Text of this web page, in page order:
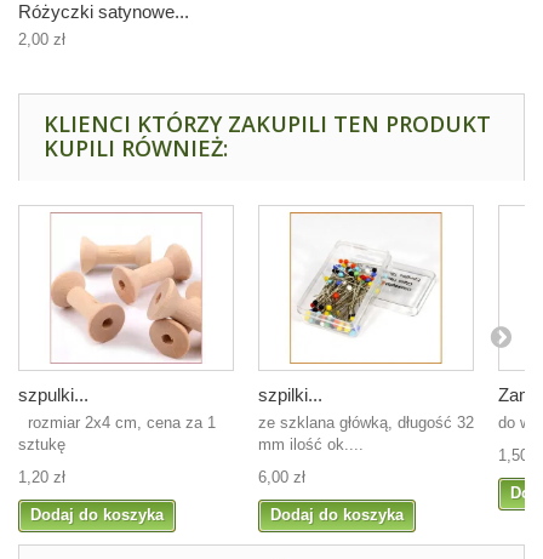
Różyczki satynowe...
2,00 zł
KLIENCI KTÓRZY ZAKUPILI TEN PRODUKT
KUPILI RÓWNIEŻ:
szpulki...
rozmiar 2x4 cm, cena za 1
sztukę
1,20 zł
Dodaj do koszyka
szpilki...
ze szklana główką, długość 32
mm ilość ok....
6,00 zł
Dodaj do koszyka
do
1,50